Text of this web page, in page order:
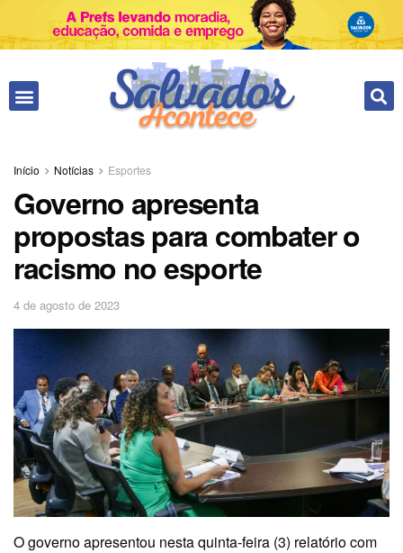
Início Notícias Esportes
Governo apresenta
propostas para combater o
racismo no esporte
4 de agosto de 2023
O governo apresentou nesta quinta-feira (3) relatório com